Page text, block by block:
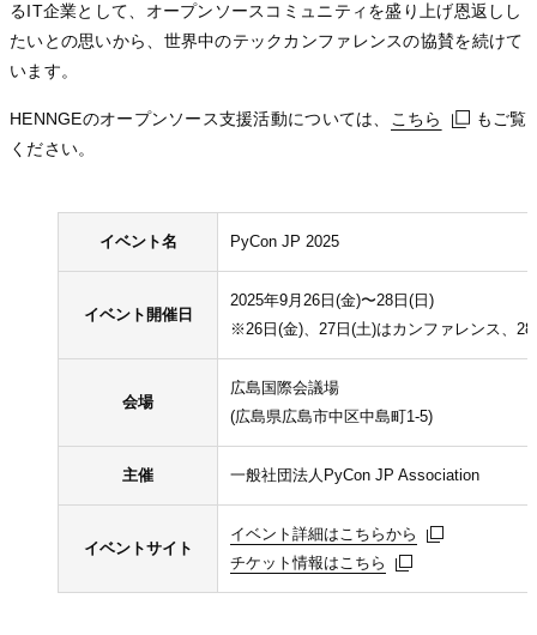
るIT企業として、オープンソースコミュニティを盛り上げ恩返しし
たいとの思いから、世界中のテックカンファレンスの協賛を続けて
います。
HENNGEのオープンソース支援活動については、 こちら
こちら
こちら
もご覧
ください。
イベント名 PyCon JP 2025
イベント開催日
2025年9月26日(金)〜28日(日)
※26日(金)、27日(土)はカンファレンス、
会場
広島国際会議場
(広島県広島市中区中島町1-5)
主催 一般社団法人PyCon JP Association
イベントサイト
イベント詳細はこちらから
イベント詳細はこちらから
イベント詳細はこちらから
チケット情報はこちら
チケット情報はこちら
チケット情報はこちら